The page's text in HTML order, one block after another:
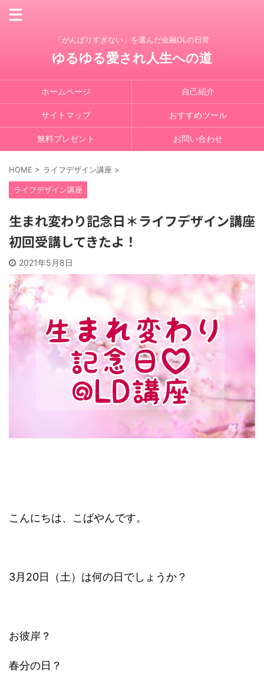
「がんばりすぎない」を選んだ金融OLの日常
ゆるゆる愛され人生への道
ホームページ 自己紹介
サイトマップ おすすめツール
無料プレゼント お問い合わせ
HOME > ライフデザイン講座 >
ライフデザイン講座
生まれ変わり記念日＊ライフデザイン講座
初回受講してきたよ！
2021年5月8日
こんにちは、こばやんです。
3月20日（土）は何の日でしょうか？
お彼岸？
春分の日？